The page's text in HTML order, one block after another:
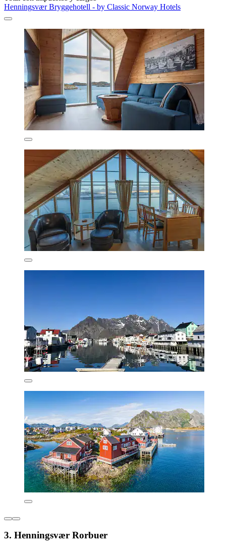
Henningsvær Bryggehotell - by Classic Norway Hotels
3. Henningsvær Rorbuer